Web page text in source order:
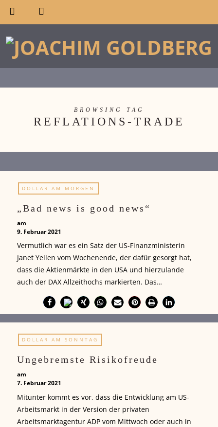
BROWSING TAG
REFLATIONS-TRADE
DOLLAR AM MORGEN
„Bad news is good news“
am
9. Februar 2021
Vermutlich war es ein Satz der US-Finanzministerin
Janet Yellen vom Wochenende, der dafür gesorgt hat,
dass die Aktienmärkte in den USA und hierzulande
auch der DAX Allzeithochs markierten. Das…
DOLLAR AM SONNTAG
Ungebremste Risikofreude
am
7. Februar 2021
Mitunter kommt es vor, dass die Entwicklung am US-
Arbeitsmarkt in der Version der privaten
Arbeitsmarktagentur ADP vom Mittwoch oder auch in